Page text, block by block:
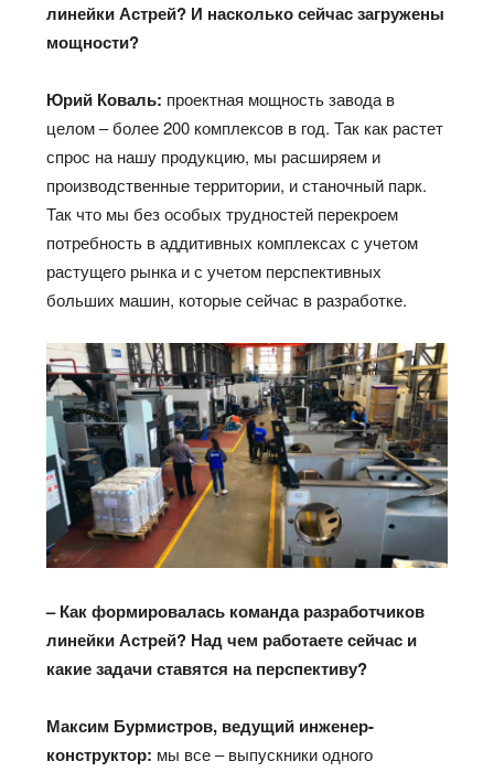
линейки Астрей? И насколько сейчас загружены
мощности?
Юрий Коваль: проектная мощность завода в
целом – более 200 комплексов в год. Так как растет
спрос на нашу продукцию, мы расширяем и
производственные территории, и станочный парк.
Так что мы без особых трудностей перекроем
потребность в аддитивных комплексах с учетом
растущего рынка и с учетом перспективных
больших машин, которые сейчас в разработке.
– Как формировалась команда разработчиков
линейки Астрей? Над чем работаете сейчас и
какие задачи ставятся на перспективу?
Максим Бурмистров, ведущий инженер-
конструктор: мы все – выпускники одного